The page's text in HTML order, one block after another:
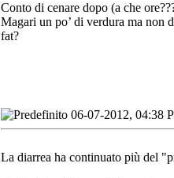
Conto di cenare dopo (a che
Magari un po’ di verdura ma non
fat?
06-07-2012, 04:38
La diarrea ha continuato più del